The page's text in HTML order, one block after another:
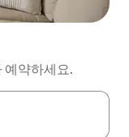
예약하세요.
거나 터치 또는 스와이